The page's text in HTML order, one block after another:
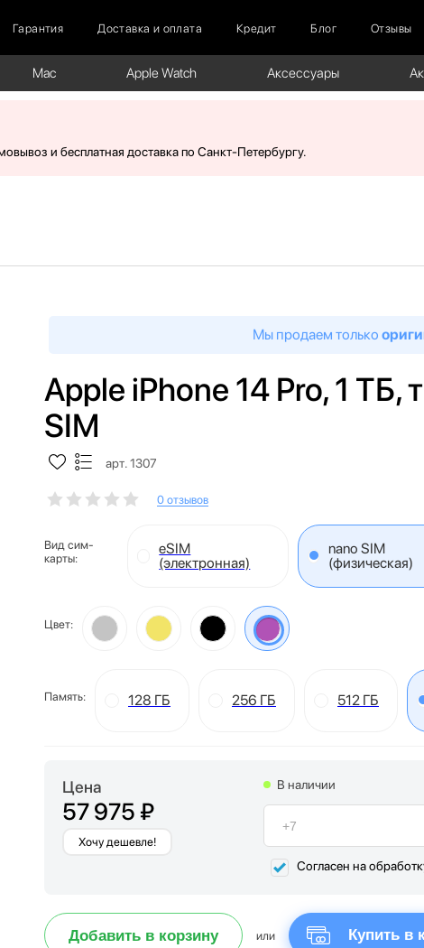
Гарантия Доставка и оплата Кредит Блог Отзывы
Mac Apple Watch Аксессуары
и бесплатная доставка по Санкт-Петербургу.
Мы продаем только
Apple iPhone 14 Pro, 1
SIM
арт. 1307
0 отзывов
Вид сим-
карты:
eSIM
(электронная)
nano SIM
(физическая)
Цвет:
Память: 128 ГБ 256 ГБ 512 ГБ
Цена
57 975 ₽
Хочу дешевле!
В наличии
Согласен на
Добавить в корзину или Купить в